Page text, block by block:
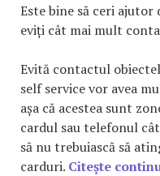
Este bine să ceri ajutor
eviți cât mai mult
Evită contactul
self service vor avea
așa că acestea sunt
cardul sau telefonul
să nu trebuiască să
carduri. Citește